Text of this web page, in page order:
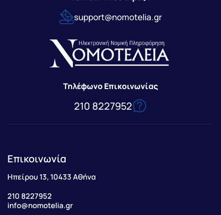
support@nomotelia.gr
Τηλέφωνο Επικοινωνίας
210 8227952
Επικοινωνία
Ηπείρου 13, 10433 Αθήνα
210 8227952
info@nomotelia.gr